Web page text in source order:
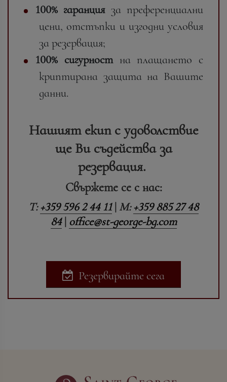
100% гаранцияза преференциални
цени, отстъпки и изгодни условия
за резервация;
100% сигурностна плащането с
криптирана защита на Вашите
данни.
Нашият екип с удоволствие
ще Ви съдейства за
резервация.
Свържете се с нас:
T:+359 596 2 44 11 | M:+359 885 27 48
84 | office@st-george-bg.com
Резервирайте сега